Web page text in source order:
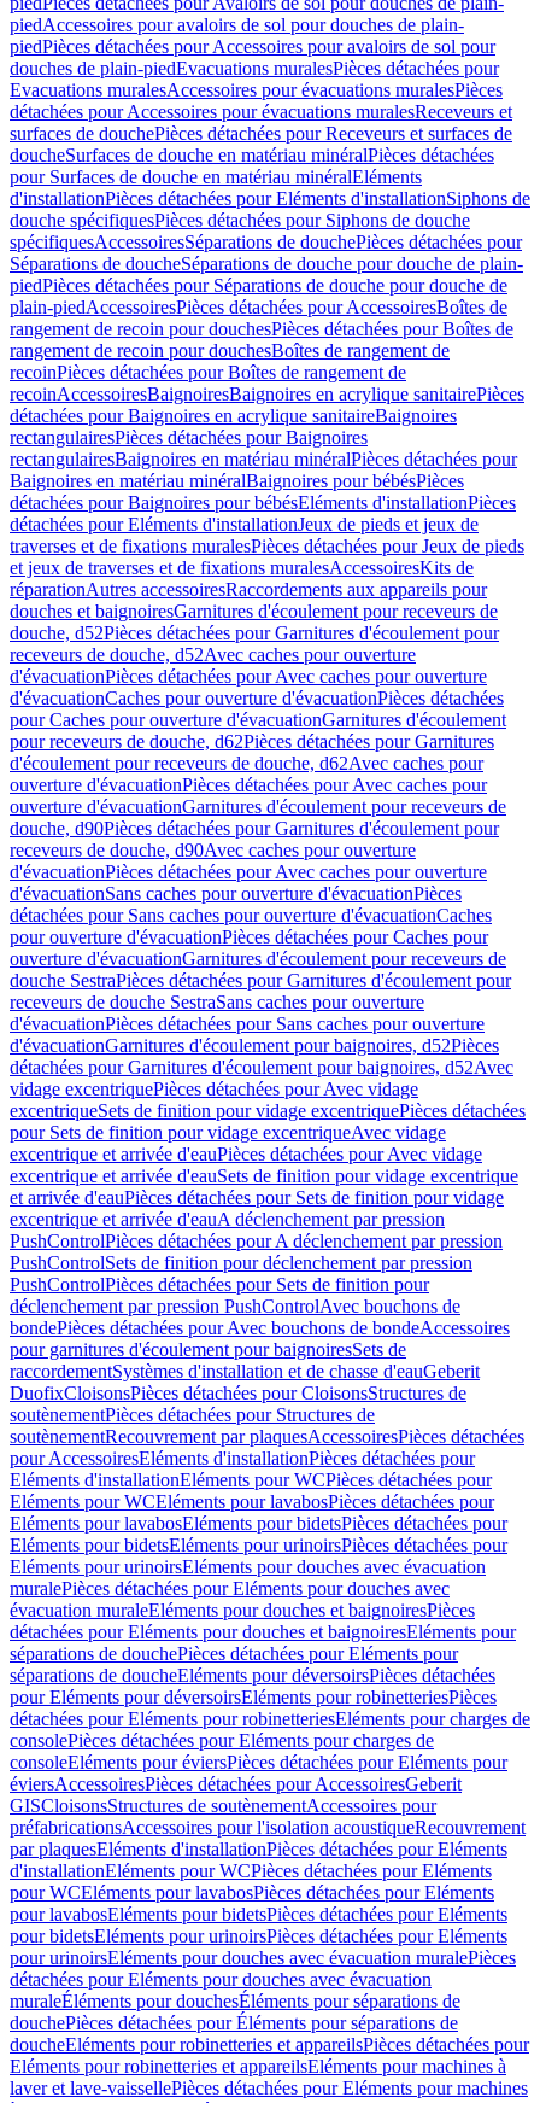
piedAccessoires pour avaloirs de sol pour douches de plain-
piedPièces détachées pour Accessoires pour avaloirs de sol pour
douches de plain-piedEvacuations muralesPièces détachées pour
Evacuations muralesAccessoires pour évacuations muralesPièces
détachées pour Accessoires pour évacuations muralesReceveurs et
surfaces de douchePièces détachées pour Receveurs et surfaces de
doucheSurfaces de douche en matériau minéralPièces détachées
pour Surfaces de douche en matériau minéralEléments
d'installationPièces détachées pour Eléments d'installationSiphons de
douche spécifiquesPièces détachées pour Siphons de douche
spécifiquesAccessoiresSéparations de douchePièces détachées pour
Séparations de doucheSéparations de douche pour douche de plain-
piedPièces détachées pour Séparations de douche pour douche de
plain-piedAccessoiresPièces détachées pour AccessoiresBoîtes de
rangement de recoin pour douchesPièces détachées pour Boîtes de
rangement de recoin pour douchesBoîtes de rangement de
recoinPièces détachées pour Boîtes de rangement de
recoinAccessoiresBaignoiresBaignoires en acrylique sanitairePièces
détachées pour Baignoires en acrylique sanitaireBaignoires
rectangulairesPièces détachées pour Baignoires
rectangulairesBaignoires en matériau minéralPièces détachées pour
Baignoires en matériau minéralBaignoires pour bébésPièces
détachées pour Baignoires pour bébésEléments d'installationPièces
détachées pour Eléments d'installationJeux de pieds et jeux de
traverses et de fixations muralesPièces détachées pour Jeux de pieds
et jeux de traverses et de fixations muralesAccessoiresKits de
réparationAutres accessoiresRaccordements aux appareils pour
douches et baignoiresGarnitures d'écoulement pour receveurs de
douche, d52Pièces détachées pour Garnitures d'écoulement pour
receveurs de douche, d52Avec caches pour ouverture
d'évacuationPièces détachées pour Avec caches pour ouverture
d'évacuationCaches pour ouverture d'évacuationPièces détachées
pour Caches pour ouverture d'évacuationGarnitures d'écoulement
pour receveurs de douche, d62Pièces détachées pour Garnitures
d'écoulement pour receveurs de douche, d62Avec caches pour
ouverture d'évacuationPièces détachées pour Avec caches pour
ouverture d'évacuationGarnitures d'écoulement pour receveurs de
douche, d90Pièces détachées pour Garnitures d'écoulement pour
receveurs de douche, d90Avec caches pour ouverture
d'évacuationPièces détachées pour Avec caches pour ouverture
d'évacuationSans caches pour ouverture d'évacuationPièces
détachées pour Sans caches pour ouverture d'évacuationCaches
pour ouverture d'évacuationPièces détachées pour Caches pour
ouverture d'évacuationGarnitures d'écoulement pour receveurs de
douche SestraPièces détachées pour Garnitures d'écoulement pour
receveurs de douche SestraSans caches pour ouverture
d'évacuationPièces détachées pour Sans caches pour ouverture
d'évacuationGarnitures d'écoulement pour baignoires, d52Pièces
détachées pour Garnitures d'écoulement pour baignoires, d52Avec
vidage excentriquePièces détachées pour Avec vidage
excentriqueSets de finition pour vidage excentriquePièces détachées
pour Sets de finition pour vidage excentriqueAvec vidage
excentrique et arrivée d'eauPièces détachées pour Avec vidage
excentrique et arrivée d'eauSets de finition pour vidage excentrique
et arrivée d'eauPièces détachées pour Sets de finition pour vidage
excentrique et arrivée d'eauA déclenchement par pression
PushControlPièces détachées pour A déclenchement par pression
PushControlSets de finition pour déclenchement par pression
PushControlPièces détachées pour Sets de finition pour
déclenchement par pression PushControlAvec bouchons de
bondePièces détachées pour Avec bouchons de bondeAccessoires
pour garnitures d'écoulement pour baignoiresSets de
raccordementSystèmes d'installation et de chasse d'eauGeberit
DuofixCloisonsPièces détachées pour CloisonsStructures de
soutènementPièces détachées pour Structures de
soutènementRecouvrement par plaquesAccessoiresPièces détachées
pour AccessoiresEléments d'installationPièces détachées pour
Eléments d'installationEléments pour WCPièces détachées pour
Eléments pour WCEléments pour lavabosPièces détachées pour
Eléments pour lavabosEléments pour bidetsPièces détachées pour
Eléments pour bidetsEléments pour urinoirsPièces détachées pour
Eléments pour urinoirsEléments pour douches avec évacuation
muralePièces détachées pour Eléments pour douches avec
évacuation muraleEléments pour douches et baignoiresPièces
détachées pour Eléments pour douches et baignoiresEléments pour
séparations de douchePièces détachées pour Eléments pour
séparations de doucheEléments pour déversoirsPièces détachées
pour Eléments pour déversoirsEléments pour robinetteriesPièces
détachées pour Eléments pour robinetteriesEléments pour charges de
consolePièces détachées pour Eléments pour charges de
consoleEléments pour éviersPièces détachées pour Eléments pour
éviersAccessoiresPièces détachées pour AccessoiresGeberit
GISCloisonsStructures de soutènementAccessoires pour
préfabricationsAccessoires pour l'isolation acoustiqueRecouvrement
par plaquesEléments d'installationPièces détachées pour Eléments
d'installationEléments pour WCPièces détachées pour Eléments
pour WCEléments pour lavabosPièces détachées pour Eléments
pour lavabosEléments pour bidetsPièces détachées pour Eléments
pour bidetsEléments pour urinoirsPièces détachées pour Eléments
pour urinoirsEléments pour douches avec évacuation muralePièces
détachées pour Eléments pour douches avec évacuation
muraleÉléments pour douchesÉléments pour séparations de
douchePièces détachées pour Éléments pour séparations de
doucheEléments pour robinetteries et appareilsPièces détachées pour
Eléments pour robinetteries et appareilsEléments pour machines à
laver et lave-vaissellePièces détachées pour Eléments pour machines